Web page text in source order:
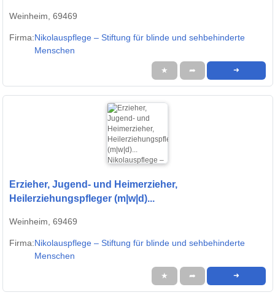
Weinheim, 69469
Firma:Nikolauspflege – Stiftung für blinde und sehbehinderte
Menschen
★ ➦ ➜
Erzieher, Jugend- und Heimerzieher,
Heilerziehungspfleger (m|w|d)...
Weinheim, 69469
Firma:Nikolauspflege – Stiftung für blinde und sehbehinderte
Menschen
★ ➦ ➜